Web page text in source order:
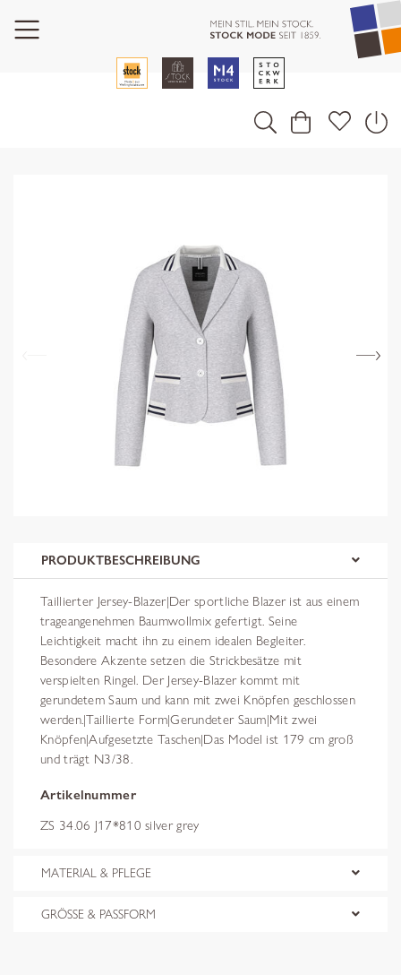
PRODUKTBESCHREIBUNG
Taillierter Jersey-Blazer|Der sportliche Blazer ist aus einem
trageangenehmen Baumwollmix gefertigt. Seine
Leichtigkeit macht ihn zu einem idealen Begleiter.
Besondere Akzente setzen die Strickbesätze mit
verspielten Ringel. Der Jersey-Blazer kommt mit
gerundetem Saum und kann mit zwei Knöpfen geschlossen
werden.|Taillierte Form|Gerundeter Saum|Mit zwei
Knöpfen|Aufgesetzte Taschen|Das Model ist 179 cm groß
und trägt N3/38.
Artikelnummer
ZS 34.06 J17*810 silver grey
MATERIAL & PFLEGE
GRÖSSE & PASSFORM